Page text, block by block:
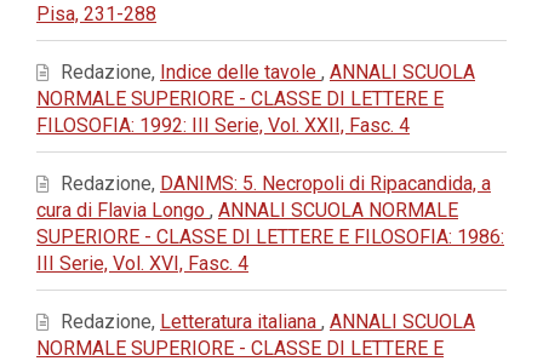
Pisa, 231-288
Redazione, Indice delle tavole , ANNALI SCUOLA
NORMALE SUPERIORE - CLASSE DI LETTERE E
FILOSOFIA: 1992: III Serie, Vol. XXII, Fasc. 4
Redazione, DANIMS: 5. Necropoli di Ripacandida, a
cura di Flavia Longo , ANNALI SCUOLA NORMALE
SUPERIORE - CLASSE DI LETTERE E FILOSOFIA: 1986:
III Serie, Vol. XVI, Fasc. 4
Redazione, Letteratura italiana , ANNALI SCUOLA
NORMALE SUPERIORE - CLASSE DI LETTERE E